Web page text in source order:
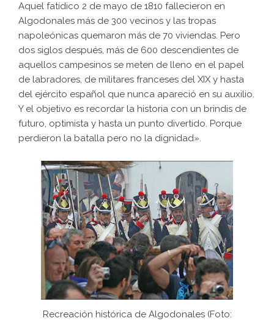
Aquel fatídico 2 de mayo de 1810 fallecieron en
Algodonales más de 300 vecinos y las tropas
napoleónicas quemaron más de 70 viviendas. Pero
dos siglos después, más de 600 descendientes de
aquellos campesinos se meten de lleno en el papel
de labradores, de militares franceses del XIX y hasta
del ejército español que nunca apareció en su auxilio.
Y el objetivo es recordar la historia con un brindis de
futuro, optimista y hasta un punto divertido. Porque
perdieron la batalla pero no la dignidad».
Recreación histórica de Algodonales (Foto: